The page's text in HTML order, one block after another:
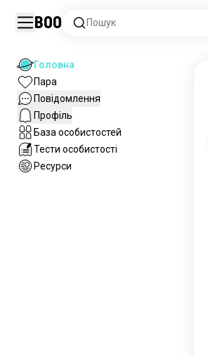
Boo Пошук
Головна
Пара
Повідомлення
Профіль
База особистостей
Тести особистості
Ресурси